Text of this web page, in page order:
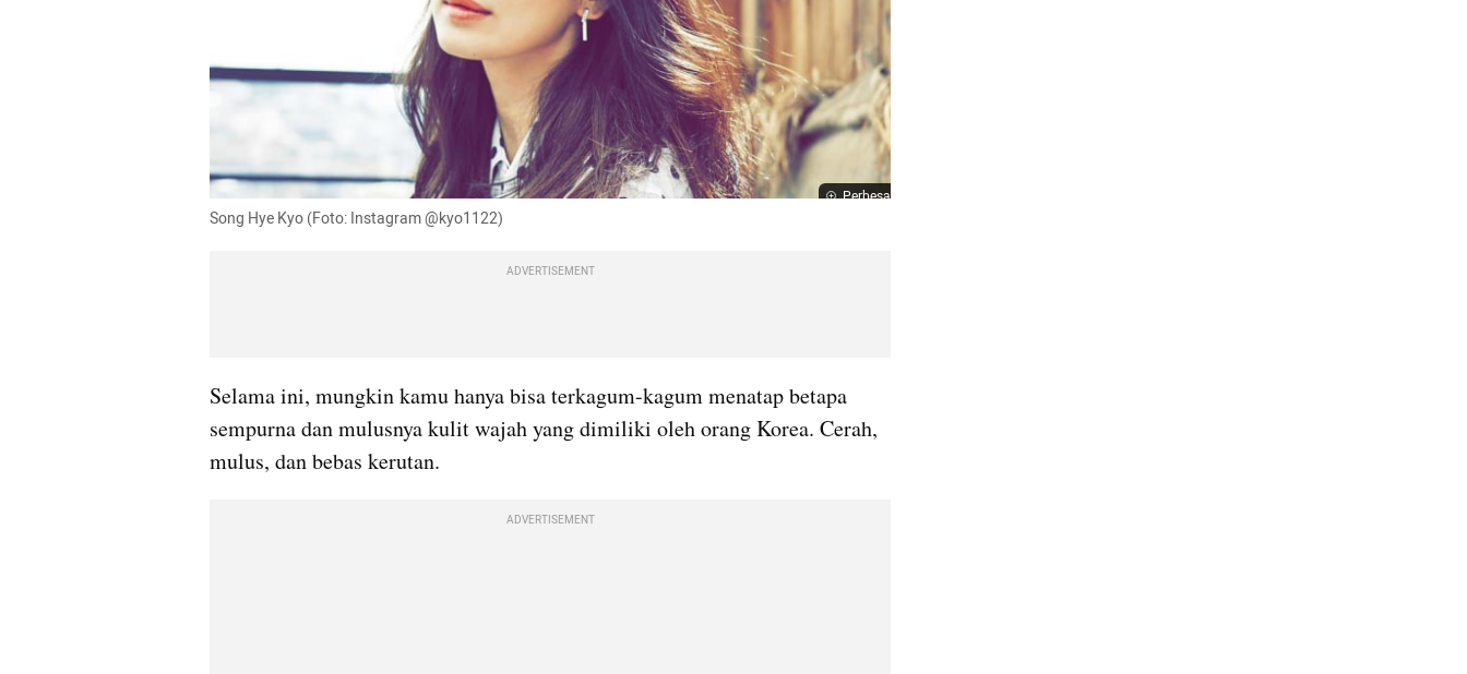
Perbesar
Song Hye Kyo (Foto: Instagram @kyo1122)
ADVERTISEMENT
Selama ini, mungkin kamu hanya bisa terkagum-kagum menatap betapa
sempurna dan mulusnya kulit wajah yang dimiliki oleh orang Korea. Cerah,
mulus, dan bebas kerutan.
ADVERTISEMENT